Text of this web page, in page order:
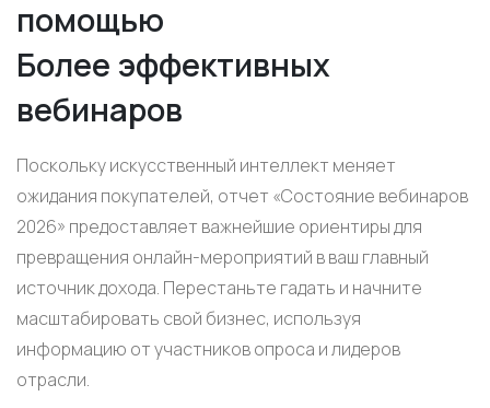
помощью
Более эффективных
вебинаров
Поскольку искусственный интеллект меняет
ожидания покупателей, отчет «Состояние вебинаров
2026» предоставляет важнейшие ориентиры для
превращения онлайн-мероприятий в ваш главный
источник дохода. Перестаньте гадать и начните
масштабировать свой бизнес, используя
информацию от участников опроса и лидеров
отрасли.